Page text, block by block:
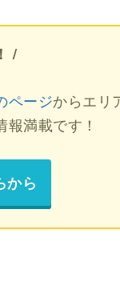
/
ページからエリ
満載です！
から